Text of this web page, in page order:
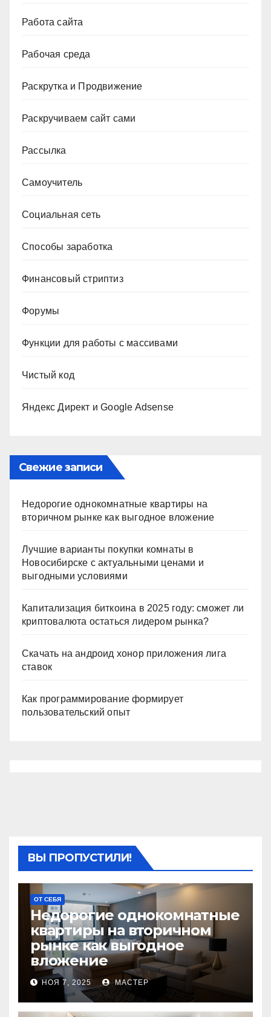
Работа сайта
Рабочая среда
Раскрутка и Продвижение
Раскручиваем сайт сами
Рассылка
Самоучитель
Социальная сеть
Способы заработка
Финансовый стриптиз
Форумы
Функции для работы с массивами
Чистый код
Яндекс Директ и Google Adsense
Свежие записи
Недорогие однокомнатные квартиры на
вторичном рынке как выгодное вложение
Лучшие варианты покупки комнаты в
Новосибирске с актуальными ценами и
выгодными условиями
Капитализация биткоина в 2025 году: сможет ли
криптовалюта остаться лидером рынка?
Скачать на андроид хонор приложения лига
ставок
Как программирование формирует
пользовательский опыт
ВЫ ПРОПУСТИЛИ!
ОТ СЕБЯ
Недорогие однокомнатные
квартиры на вторичном
рынке как выгодное
вложение
НОЯ 7, 2025 МАСТЕР